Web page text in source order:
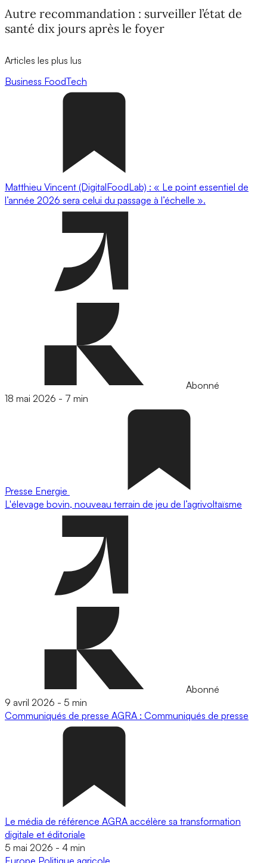
Autre recommandation : surveiller l’état de
santé dix jours après le foyer
Articles les plus lus
Business FoodTech
Matthieu Vincent (DigitalFoodLab) : « Le point essentiel de
l’année 2026 sera celui du passage à l’échelle ».
Abonné
18 mai 2026 - 7 min
Presse Energie
L'élevage bovin, nouveau terrain de jeu de l’agrivoltaïsme
Abonné
9 avril 2026 - 5 min
Communiqués de presse AGRA : Communiqués de presse
Le média de référence AGRA accélère sa transformation
digitale et éditoriale
5 mai 2026 - 4 min
Europe Politique agricole